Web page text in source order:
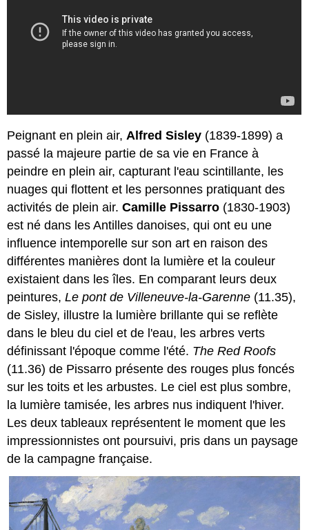
Peignant en plein air, Alfred Sisley (1839-1899) a
passé la majeure partie de sa vie en France à
peindre en plein air, capturant l'eau scintillante, les
nuages qui flottent et les personnes pratiquant des
activités de plein air.Camille Pissarro (1830-1903)
est né dans les Antilles danoises, qui ont eu une
influence intemporelle sur son art en raison des
différentes manières dont la lumière et la couleur
existaient dans les îles. En comparant leurs deux
peintures,Le pont de Villeneuve-la-Garenne (11.35),
de Sisley, illustre la lumière brillante qui se reflète
dans le bleu du ciel et de l'eau, les arbres verts
définissant l'époque comme l'été. The Red Roofs
(11.36) de Pissarro présente des rouges plus foncés
sur les toits et les arbustes. Le ciel est plus sombre,
la lumière tamisée, les arbres nus indiquent l'hiver.
Les deux tableaux représentent le moment que les
impressionnistes ont poursuivi, pris dans un paysage
de la campagne française.